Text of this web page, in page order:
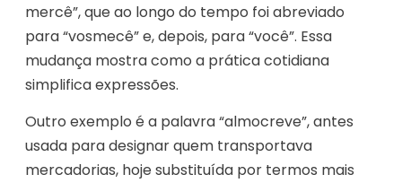
mercê”, que ao longo do tempo foi abreviado
para “vosmecê” e, depois, para “você”. Essa
mudança mostra como a prática cotidiana
simplifica expressões.
Outro exemplo é a palavra “almocreve”, antes
usada para designar quem transportava
mercadorias, hoje substituída por termos mais